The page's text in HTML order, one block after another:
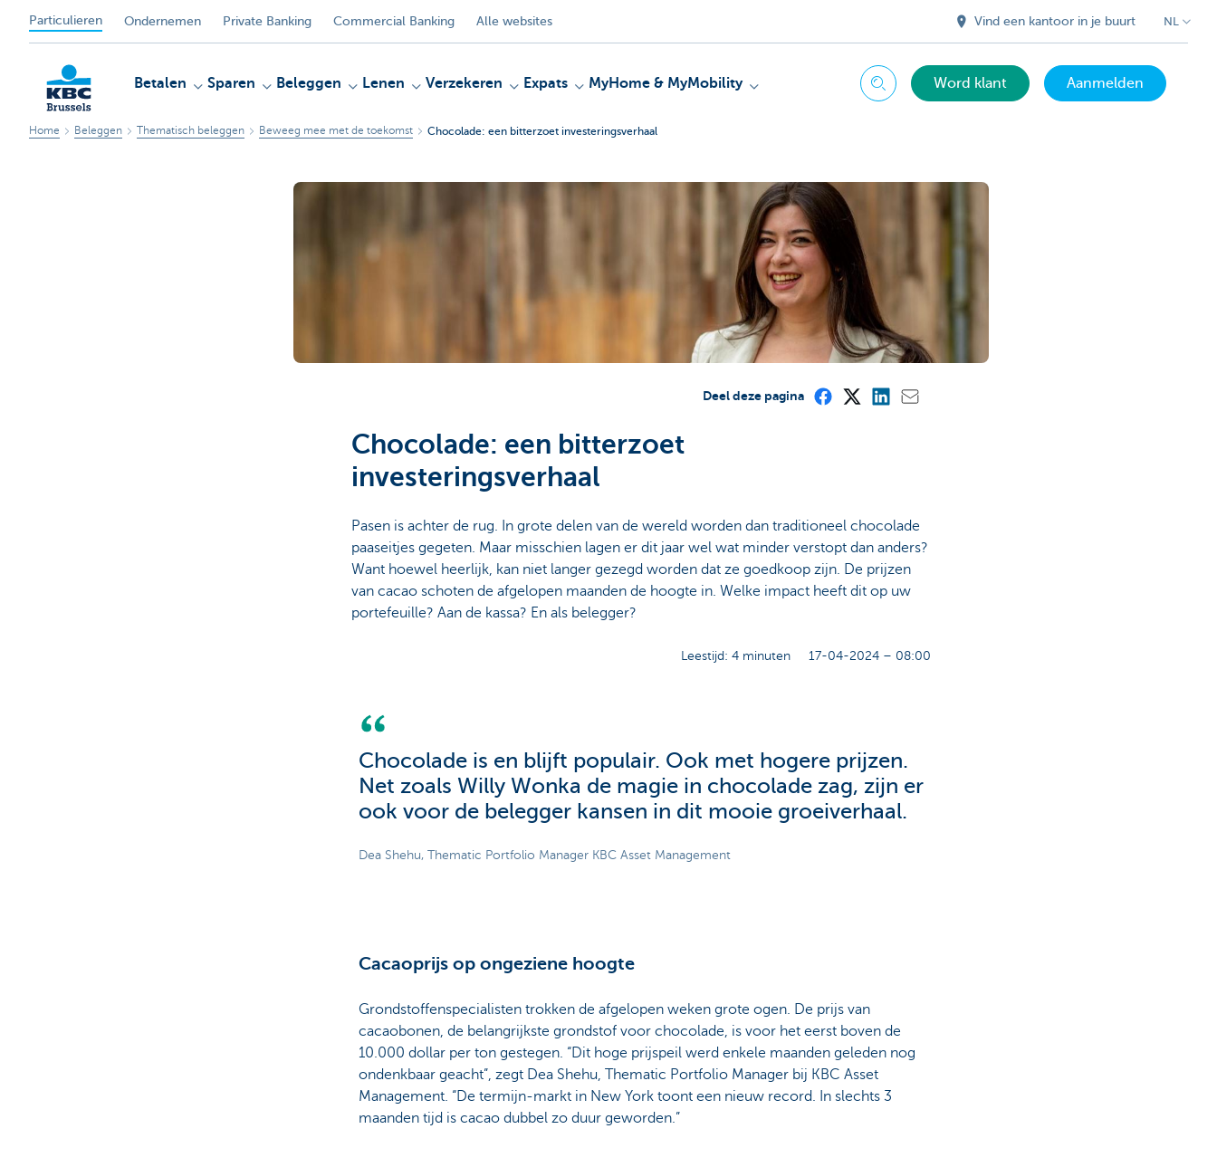
Particulieren Ondernemen Private Banking Commercial Banking Alle websites Vind een kantoor in je buurt NL
Betalen Sparen Beleggen Lenen Verzekeren Expats MyHome & MyMobility Zoeken Word klant Aanmelden
Home Beleggen Thematisch beleggen Beweeg mee met de toekomst Chocolade: een bitterzoet investeringsverhaal
Deel deze pagina
Chocolade: een bitterzoet
investeringsverhaal
Pasen is achter de rug. In grote delen van de wereld worden dan traditioneel chocolade
paaseitjes gegeten. Maar misschien lagen er dit jaar wel wat minder verstopt dan anders?
Want hoewel heerlijk, kan niet langer gezegd worden dat ze goedkoop zijn. De prijzen
van cacao schoten de afgelopen maanden de hoogte in. Welke impact heeft dit op uw
portefeuille? Aan de kassa? En als belegger?
Leestijd: 4 minuten 17-04-2024 – 08:00
Chocolade is en blijft populair. Ook met hogere prijzen.
Net zoals Willy Wonka de magie in chocolade zag, zijn er
ook voor de belegger kansen in dit mooie groeiverhaal.
Dea Shehu, Thematic Portfolio Manager KBC Asset Management
Cacaoprijs op ongeziene hoogte
Grondstoffenspecialisten trokken de afgelopen weken grote ogen. De prijs van
cacaobonen, de belangrijkste grondstof voor chocolade, is voor het eerst boven de
10.000 dollar per ton gestegen. “Dit hoge prijspeil werd enkele maanden geleden nog
ondenkbaar geacht”, zegt Dea Shehu, Thematic Portfolio Manager bij KBC Asset
Management. “De termijn-markt in New York toont een nieuw record. In slechts 3
maanden tijd is cacao dubbel zo duur geworden.”